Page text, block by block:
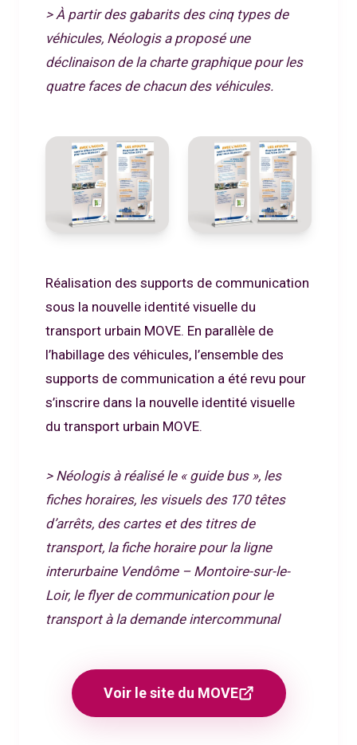
> À partir des gabarits des cinq types de
véhicules, Néologis a proposé une
déclinaison de la charte graphique pour les
quatre faces de chacun des véhicules.
Réalisation des supports de communication
sous la nouvelle identité visuelle du
transport urbain MOVE. En parallèle de
l’habillage des véhicules, l’ensemble des
supports de communication a été revu pour
s’inscrire dans la nouvelle identité visuelle
du transport urbain MOVE.
> Néologis à réalisé le « guide bus », les
fiches horaires, les visuels des 170 têtes
d’arrêts, des cartes et des titres de
transport, la fiche horaire pour la ligne
interurbaine Vendôme – Montoire-sur-le-
Loir, le flyer de communication pour le
transport à la demande intercommunal
Voir le site du MOVE